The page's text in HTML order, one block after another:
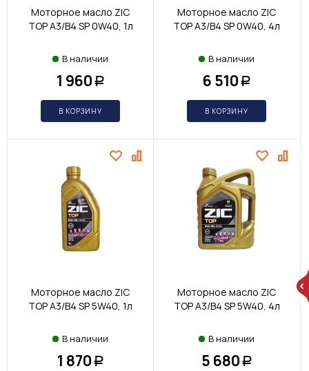
Моторное масло ZIC
TOP A3/B4 SP 0W40, 1л
В наличии
1 960 Р
В КОРЗИНУ
Моторное масло ZIC
TOP A3/B4 SP 0W40, 4л
В наличии
6 510 Р
В КОРЗИНУ
Моторное масло ZIC
TOP A3/B4 SP 5W40, 1л
В наличии
1 870 Р
Моторное масло ZIC
TOP A3/B4 SP 5W40, 4л
В наличии
5 680 Р